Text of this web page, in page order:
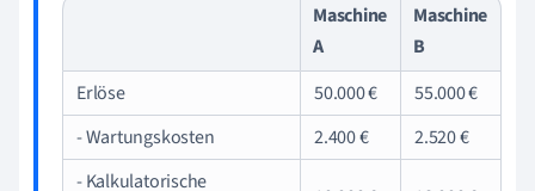
Maschine
A
Maschine
B
Erlöse
50.000 €
55.000 €
- Wartungskosten
2.400 €
2.520 €
- Kalkulatorische